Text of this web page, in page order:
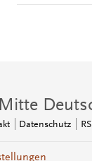
Datenschutz